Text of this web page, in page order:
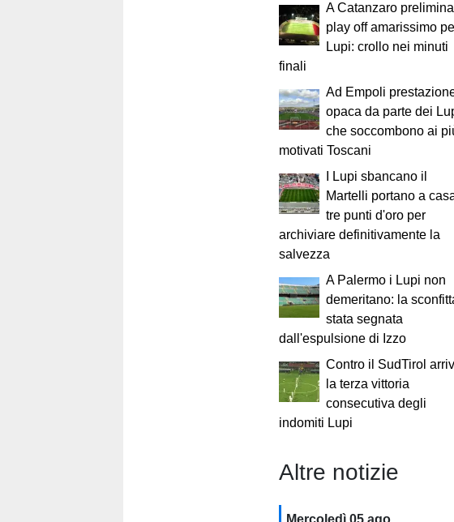
A Catanzaro
play off amarissimo
Lupi: crollo nei minuti
finali
Ad Empoli
opaca da parte dei
che soccombono ai
motivati Toscani
I Lupi sbancano il
Martelli portano a
tre punti d'oro per
archiviare definitivamente la
salvezza
A Palermo i Lupi non
demeritano: la
stata segnata
dall'espulsione di Izzo
Contro il SudTirol
la terza vittoria
consecutiva degli
indomiti Lupi
Altre notizie